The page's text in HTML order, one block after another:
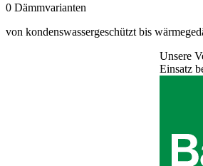
0 Dämmvarianten
von kondenswassergeschützt bis
Unsere
Einsatz